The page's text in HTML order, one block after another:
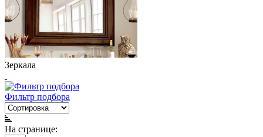
Зеркала
Фильтр подбора
На странице: